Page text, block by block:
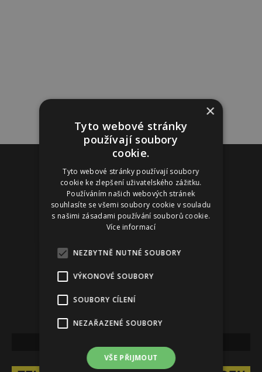
Reklama
×
Tyto webové stránky
používají soubory
cookie.
Tyto webové stránky používají soubory
cookie ke zlepšení uživatelského zážitku.
Používáním našich webových stránek
souhlasíte se všemi soubory cookie v souladu
s našimi zásadami používání souborů cookie.
Více informací
NEZBYTNĚ NUTNÉ SOUBORY
VÝKONOVÉ SOUBORY
SOUBORY CÍLENÍ
NEZAŘAZENÉ SOUBORY
VŠE PŘIJMOUT